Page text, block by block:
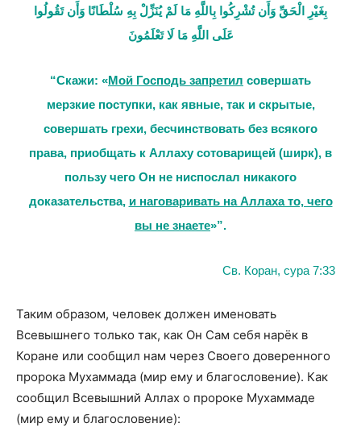
بِغَيْرِ الْحَقِّ وَأَن تُشْرِكُوا بِاللَّهِ مَا لَمْ يُنَزِّلْ بِهِ سُلْطَانًا وَأَن تَقُولُوا
عَلَى اللَّهِ مَا لَا تَعْلَمُونَ
“Скажи: «Мой Господь запретил совершать
мерзкие поступки, как явные, так и скрытые,
совершать грехи, бесчинствовать без всякого
права, приобщать к Аллаху сотоварищей (ширк), в
пользу чего Он не ниспослал никакого
доказательства, и наговаривать на Аллаха то, чего
вы не знаете»”.
Св. Коран, сура 7:33
Таким образом, человек должен именовать
Всевышнего только так, как Он Сам себя нарёк в
Коране или сообщил нам через Своего доверенного
пророка Мухаммада (мир ему и благословение). Как
сообщил Всевышний Аллах о пророке Мухаммаде
(мир ему и благословение):